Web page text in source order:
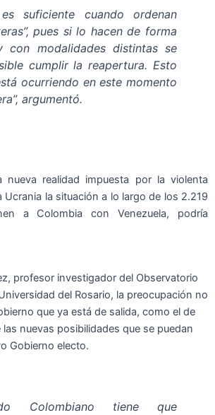
suficiente cuando ordenan
pues si lo hacen de forma
con modalidades distintas se
cumplir la reapertura. Esto
ocurriendo en este momento
argumentó.
nueva realidad impuesta por la violenta
Ucrania la situación a lo largo de los 2.219
a Colombia con Venezuela, podría
profesor investigador del Observatorio
del Rosario, la preocupación no
que ya está de salida, como el de
las nuevas posibilidades que se puedan
Gobierno electo.
Colombiano tiene que